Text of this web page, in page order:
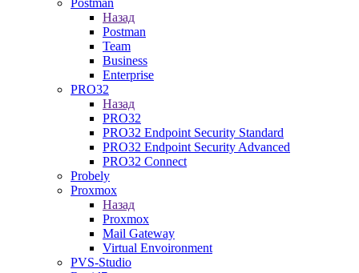
Postman
Назад
Postman
Team
Business
Enterprise
PRO32
Назад
PRO32
PRO32 Endpoint Security Standard
PRO32 Endpoint Security Advanced
PRO32 Connect
Probely
Proxmox
Назад
Proxmox
Mail Gateway
Virtual Envoironment
PVS-Studio